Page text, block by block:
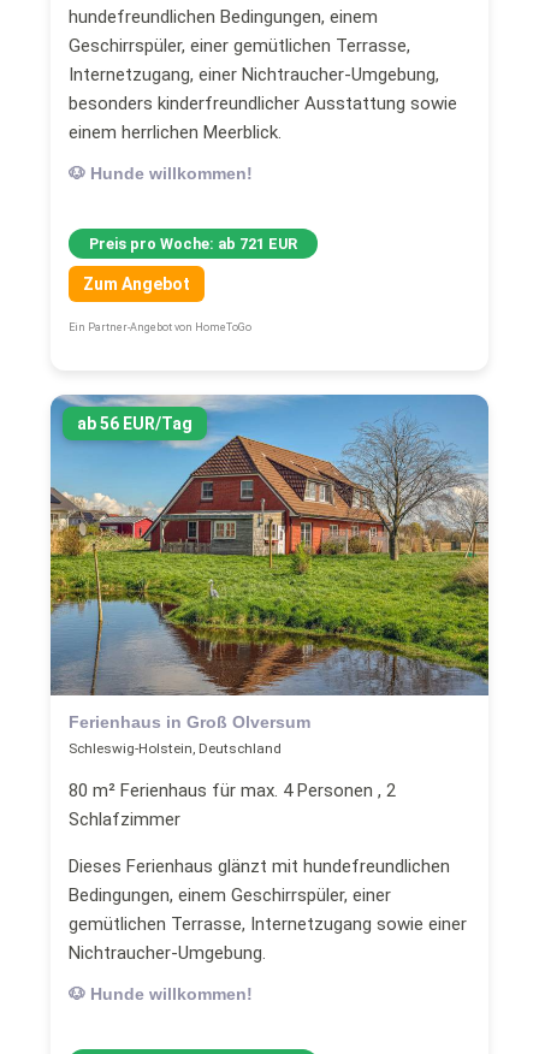
hundefreundlichen Bedingungen, einem
Geschirrspüler, einer gemütlichen Terrasse,
Internetzugang, einer Nichtraucher-Umgebung,
besonders kinderfreundlicher Ausstattung sowie
einem herrlichen Meerblick.
🐶 Hunde willkommen!
Preis pro Woche: ab 721 EUR
Zum Angebot
Ein Partner-Angebot von HomeToGo
ab 56 EUR/Tag
Ferienhaus in Groß Olversum
Schleswig-Holstein, Deutschland
80 m² Ferienhaus für max. 4 Personen , 2
Schlafzimmer
Dieses Ferienhaus glänzt mit hundefreundlichen
Bedingungen, einem Geschirrspüler, einer
gemütlichen Terrasse, Internetzugang sowie einer
Nichtraucher-Umgebung.
🐶 Hunde willkommen!